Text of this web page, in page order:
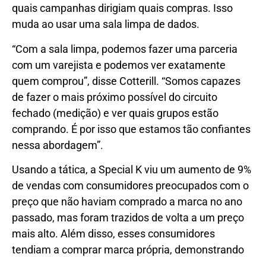
quais campanhas dirigiam quais compras. Isso
muda ao usar uma sala limpa de dados.
“Com a sala limpa, podemos fazer uma parceria
com um varejista e podemos ver exatamente
quem comprou”, disse Cotterill. “Somos capazes
de fazer o mais próximo possível do circuito
fechado (medição) e ver quais grupos estão
comprando. É por isso que estamos tão confiantes
nessa abordagem”.
Usando a tática, a Special K viu um aumento de 9%
de vendas com consumidores preocupados com o
preço que não haviam comprado a marca no ano
passado, mas foram trazidos de volta a um preço
mais alto. Além disso, esses consumidores
tendiam a comprar marca própria, demonstrando